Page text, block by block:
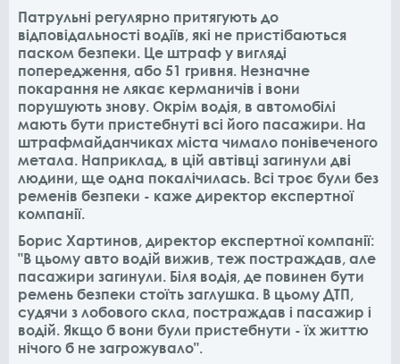
Патрульні регулярно притягують до
відповідальності водіїв, які не пристібаються
паском безпеки. Це штраф у вигляді
попередження, або 51 гривня. Незначне
покарання не лякає керманичів і вони
порушують знову. Окрім водія, в автомобілі
мають бути пристебнуті всі його пасажири. На
штрафмайданчиках міста чимало понівеченого
метала. Наприклад, в цій автівці загинули дві
людини, ще одна покалічилась. Всі троє були без
ременів безпеки - каже директор експертної
компанії.
Борис Хартинов, директор експертної компанії:
"В цьому авто водій вижив, теж постраждав, але
пасажири загинули. Біля водія, де повинен бути
ремень безпеки стоїть заглушка. В цьому ДТП,
судячи з лобового скла, постраждав і пасажир і
водій. Якщо б вони були пристебнути - їх життю
нічого б не загрожувало".